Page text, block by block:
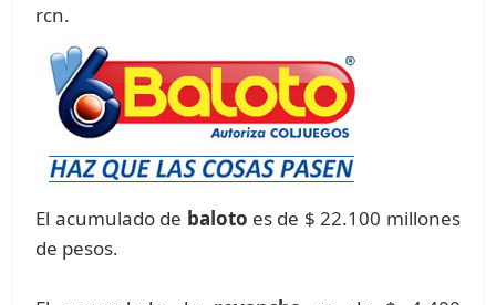
rcn.
El acumulado de baloto es de $ 22.100 millones
de pesos.